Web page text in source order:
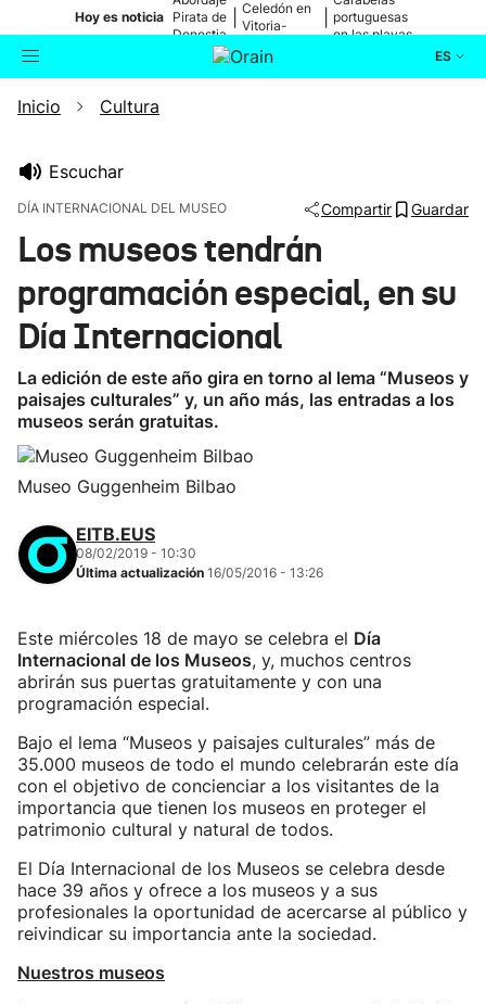
Hoy es noticia Pirata de
Donostia
Celedón en
Vitoria-
portuguesas
en las playas
ES
Buscador
Ikusmiran
Eguraldia
Inicio Cultura
Escuchar
DÍA INTERNACIONAL DEL MUSEO Compartir Guardar
Los museos tendrán
programación especial, en su
Día Internacional
La edición de este año gira en torno al lema “Museos y
paisajes culturales” y, un año más, las entradas a los
museos serán gratuitas.
Museo Guggenheim Bilbao
EITB.EUS
08/02/2019 - 10:30
Última actualización 16/05/2016 - 13:26
Este miércoles 18 de mayo se celebra el Día
Internacional de los Museos, y, muchos centros
abrirán sus puertas gratuitamente y con una
programación especial.
Bajo el lema “Museos y paisajes culturales” más de
35.000 museos de todo el mundo celebrarán este día
con el objetivo de concienciar a los visitantes de la
importancia que tienen los museos en proteger el
patrimonio cultural y natural de todos.
El Día Internacional de los Museos se celebra desde
hace 39 años y ofrece a los museos y a sus
profesionales la oportunidad de acercarse al público y
reivindicar su importancia ante la sociedad.
Nuestros museos